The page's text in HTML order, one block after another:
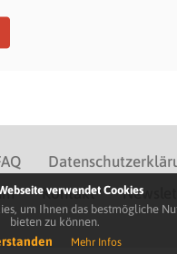
Kontakt
verwendet Cookies
um Ihnen das bestmögliche
bieten zu können.
Mehr Infos